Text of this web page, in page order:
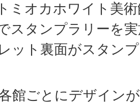
ミオカホワイト美
スタンプラリーを
ット裏面がスタン
館ごとにデザイン